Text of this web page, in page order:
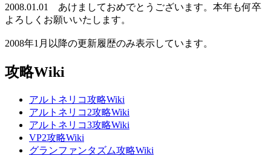
2008.01.01 あけましておめでとうございます。本年も何卒
よろしくお願いいたします。
2008年1月以降の更新履歴のみ表示しています。
攻略Wiki
アルトネリコ攻略Wiki
アルトネリコ2攻略Wiki
アルトネリコ3攻略Wiki
VP2攻略Wiki
グランファンタズム攻略Wiki